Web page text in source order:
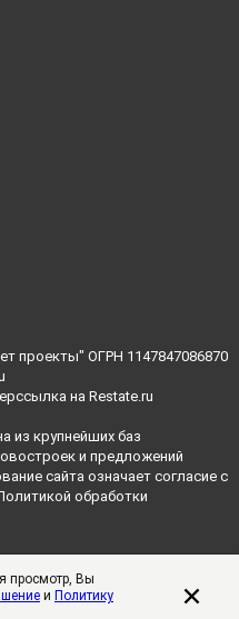
проекты" ОГРН 1147847086870
на Restate.ru
из крупнейших баз
и предложений
сайта означает согласие с
обработки
просмотр, Вы
и Политику